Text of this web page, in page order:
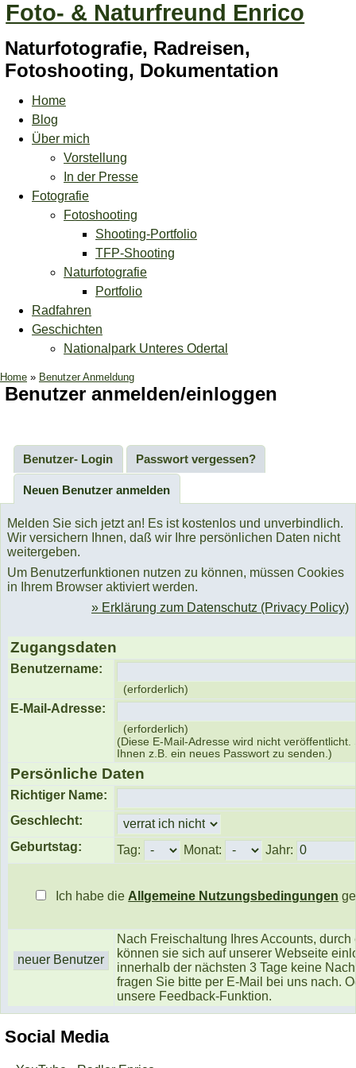
Foto- & Naturfreund Enrico
Naturfotografie, Radreisen,
Fotoshooting, Dokumentation
Home
Blog
Über mich
Vorstellung
In der Presse
Fotografie
Fotoshooting
Shooting-Portfolio
TFP-Shooting
Naturfotografie
Portfolio
Radfahren
Geschichten
Nationalpark Unteres Odertal
Home » Benutzer Anmeldung
Benutzer anmelden/einloggen
Benutzer- Login Passwort vergessen?
Neuen Benutzer anmelden
Melden Sie sich jetzt an! Es ist kostenlos und unverbindlich.
Wir versichern Ihnen, daß wir Ihre persönlichen Daten nicht
weitergeben.
Um Benutzerfunktionen nutzen zu können, müssen Cookies
in Ihrem Browser aktiviert werden.
» Erklärung zum Datenschutz (Privacy Policy)
Zugangsdaten
Benutzername:
(erforderlich)
E-Mail-Adresse:
(erforderlich)
(Diese E-Mail-Adresse wird nicht
Ihnen z.B. ein neues Passwort zu senden.)
Persönliche Daten
Richtiger Name:
Geschlecht:
Geburtstag:
Tag: Monat: Jahr:
Ich habe die Allgemeine Nutzungsbedingungen
Nach Freischaltung Ihres Accounts,
können sie sich auf unserer Webseite
innerhalb der nächsten 3 Tage keine
fragen Sie bitte per E-Mail bei uns nach.
unsere Feedback-Funktion.
Social Media